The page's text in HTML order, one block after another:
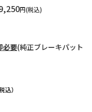
円(税込)
必要(純正ブレーキパット
込）